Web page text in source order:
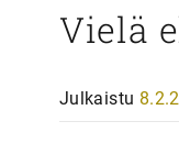
Vielä
Julkaistu